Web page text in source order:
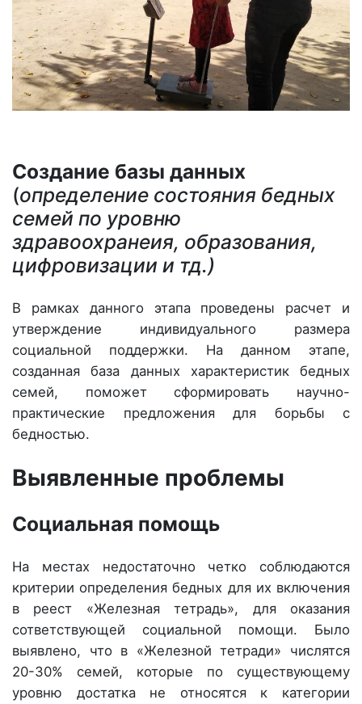
Создание базы данных
(определение состояния бедных
семей по уровню
здравоохранеия, образования,
цифровизации и тд.)
В рамках данного этапа проведены расчет и
утверждение индивидуального размера
социальной поддержки. На данном этапе,
созданная база данных характеристик бедных
семей, поможет сформировать научно-
практические предложения для борьбы с
бедностью.
Выявленные проблемы
Социальная помощь
На местах недостаточно четко соблюдаются
критерии определения бедных для их включения
в реест «Железная тетрадь», для оказания
сответствующей социальной помощи. Было
выявлено, что в «Железной тетради» числятся
20-30% семей, которые по существующему
уровню достатка не относятся к категории